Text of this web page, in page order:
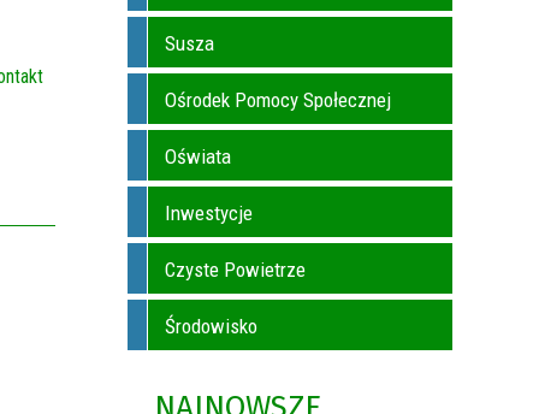
Susza
Ośrodek Pomocy Społecznej
Oświata
Inwestycje
Czyste Powietrze
Środowisko